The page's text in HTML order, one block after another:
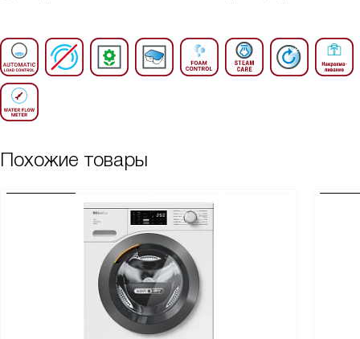
Похожие товары